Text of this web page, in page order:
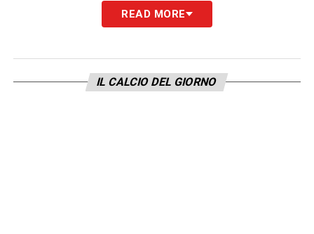
READ MORE
IL CALCIO DEL GIORNO